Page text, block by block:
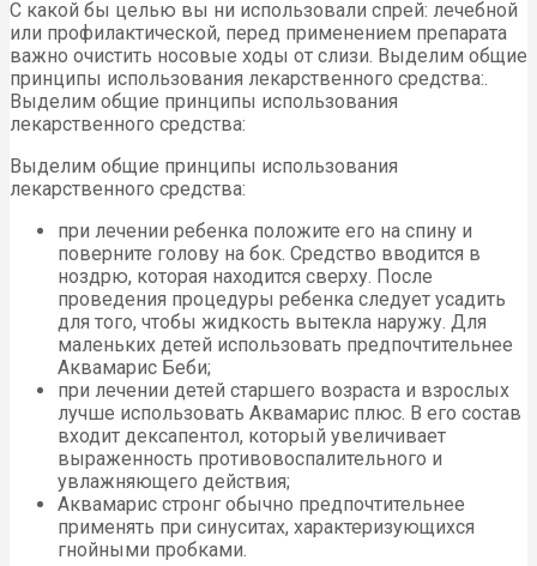
С какой бы целью вы ни использовали спрей: лечебной
или профилактической, перед применением препарата
важно очистить носовые ходы от слизи. Выделим общие
принципы использования лекарственного средства:.
Выделим общие принципы использования
лекарственного средства:
Выделим общие принципы использования
лекарственного средства:
при лечении ребенка положите его на спину и
поверните голову на бок. Средство вводится в
ноздрю, которая находится сверху. После
проведения процедуры ребенка следует усадить
для того, чтобы жидкость вытекла наружу. Для
маленьких детей использовать предпочтительнее
Аквамарис Беби;
при лечении детей старшего возраста и взрослых
лучше использовать Аквамарис плюс. В его состав
входит дексапентол, который увеличивает
выраженность противовоспалительного и
увлажняющего действия;
Аквамарис стронг обычно предпочтительнее
применять при синуситах, характеризующихся
гнойными пробками.